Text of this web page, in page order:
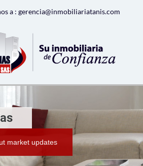
a : gerencia@inmobiliariatanis.com
market updates